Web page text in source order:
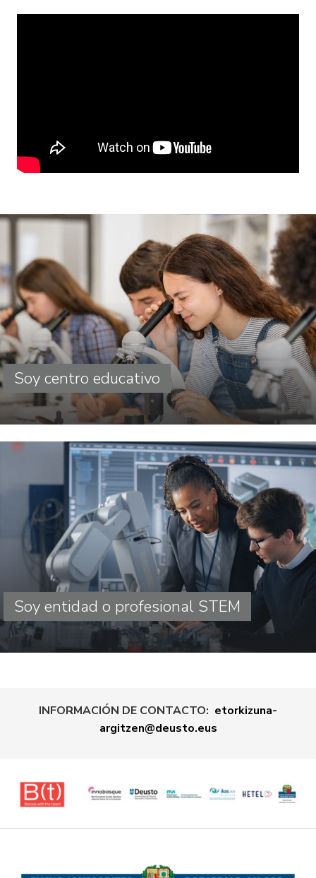
Soy centro educativo
Soy entidad o profesional STEM
INFORMACIÓN DE CONTACTO: etorkizuna-
argitzen@deusto.eus